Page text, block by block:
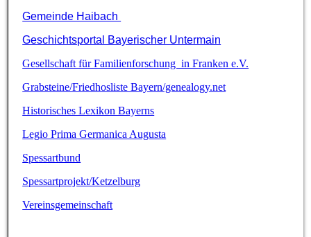
Gemeinde Haibach
Geschichtsportal Bayerischer Untermain
Gesellschaft für Familienforschung in Franken e.V.
Grabsteine/Friedhosliste Bayern/genealogy.net
Historisches Lexikon Bayerns
Legio Prima Germanica Augusta
Spessartbund
Spessartprojekt/Ketzelburg
Vereinsgemeinschaft